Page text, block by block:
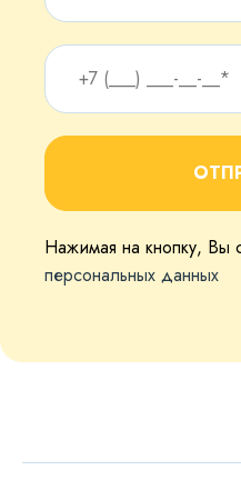
Нажимая на кнопку, Вы
персональных данных